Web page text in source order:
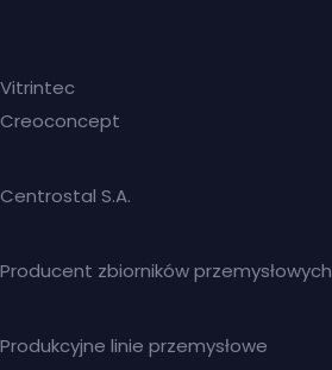
Vitrintec
Creoconcept
Centrostal S.A.
Producent zbiorników przemysłowych
Produkcyjne linie przemysłowe